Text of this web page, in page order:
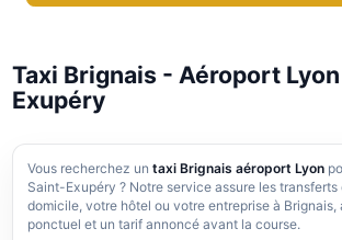
Taxi Brignais - Aéroport
Exupéry
Vous recherchez untaxi Brignais aéroport Lyon
Saint-Exupéry ? Notre service assure les
domicile, votre hôtel ou votre entreprise à
ponctuel et un tarif annoncé avant la course.